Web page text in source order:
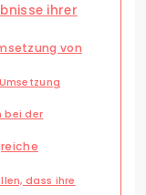
ihrer
von
bei der
dass ihre